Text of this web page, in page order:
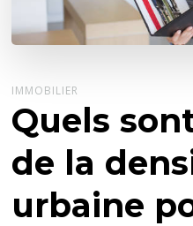
IMMOBILIER
Quels
de la
urbaine